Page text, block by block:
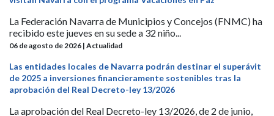
La Federación Navarra de Municipios y Concejos (FNMC) ha
recibido este jueves en su sede a 32 niño...
06 de agosto de 2026 | Actualidad
Las entidades locales de Navarra podrán destinar el superávit
de 2025 a inversiones financieramente sostenibles tras la
aprobación del Real Decreto-ley 13/2026
La aprobación del Real Decreto-ley 13/2026, de 2 de junio,